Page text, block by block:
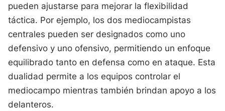
pueden ajustarse para mejorar la flexibilidad
táctica. Por ejemplo, los dos mediocampistas
centrales pueden ser designados como uno
defensivo y uno ofensivo, permitiendo un enfoque
equilibrado tanto en defensa como en ataque. Esta
dualidad permite a los equipos controlar el
mediocampo mientras también brindan apoyo a los
delanteros.